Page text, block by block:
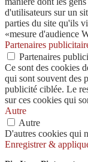
d'utilisateurs sur un
parties du site qu'ils
«mesure d'audience
Partenaires
Partenaires
Ce sont des cookies
qui sont souvent des
publicité ciblée. Le
sur ces cookies qui
Autre
Autre
D'autres cookies qui
Enregistrer &